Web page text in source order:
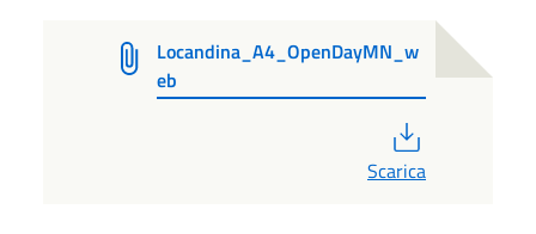
Locandina_A4_OpenDayMN_w
eb
Scarica